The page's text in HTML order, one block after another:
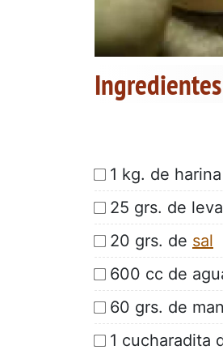
Ingredientes
1 kg. de
25 grs. de
20 grs. de sal
600 cc de
60 grs. de
1 cucharadita